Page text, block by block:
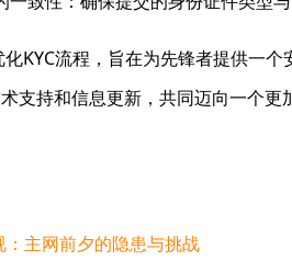
KYC流程，旨在为先锋者提供一
支持和信息更新，共同迈向一个更
：主网前夕的隐患与挑战